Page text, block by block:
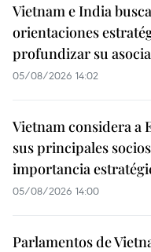
Vietnam e India
orientaciones
profundizar su
05/08/2026 14:02
Vietnam considera a
sus principales
importancia
05/08/2026 14:00
Parlamentos de